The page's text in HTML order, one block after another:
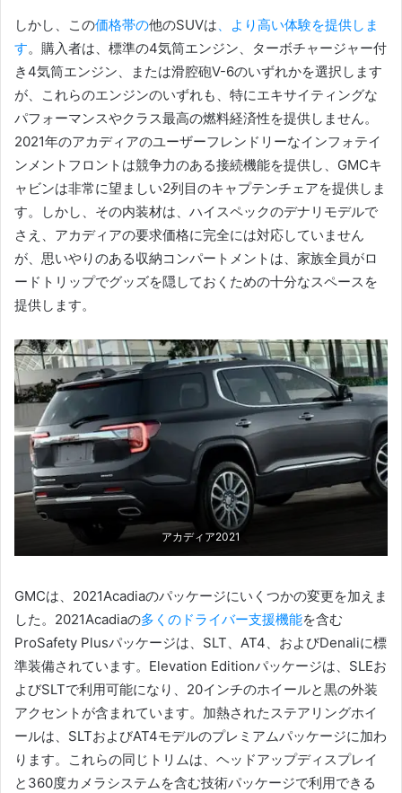
しかし、この価格帯の他のSUVは、より高い体験を提供しま
す。 購入者は、標準の4気筒エンジン、ターボチャージャー付
き4気筒エンジン、または滑腔砲V-6のいずれかを選択します
が、これらのエンジンのいずれも、特にエキサイティングな
パフォーマンスやクラス最高の燃料経済性を提供しません。
2021年のアカディアのユーザーフレンドリーなインフォテイ
ンメントフロントは競争力のある接続機能を提供し、GMCキ
ャビンは非常に望ましい2列目のキャプテンチェアを提供しま
す。
しかし、その内装材は、ハイスペックのデナリモデルで
さえ、アカディアの要求価格に完全には対応していません
が、思いやりのある収納コンパートメントは、家族全員がロ
ードトリップでグッズを隠しておくための十分なスペースを
提供します。
アカディア2021
GMCは、2021Acadiaのパッケージにいくつかの変更を加えま
した。2021Acadiaの多くのドライバー支援機能を含む
ProSafety Plusパッケージは、 SLT、AT4、およびDenaliに標
準装備されています。 Elevation Editionパッケージは、SLEお
よびSLTで利用可能になり、20インチのホイールと黒の外装
アクセントが含まれています。 加熱されたステアリングホイ
ールは、SLTおよびAT4モデルのプレミアムパッケージに加わ
ります。
これらの同じトリムは、ヘッドアップディスプレイ
と360度カメラシステムを含む技術パッケージで利用できる